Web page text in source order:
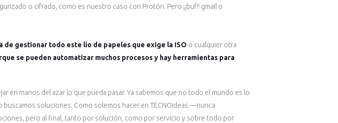
o cifrado, como es nuestro caso con Protón. Pero ¡¡buf!! gmail o
de gestionar todo este lío de papeles que exige la ISO o cualquier otra
se pueden automatizar muchos procesos y hay herramientas para
en manos del azar lo que pueda pasar. Ya sabemos que no todo el mundo es lo
soluciones. Como solemos hacer en TECNOideas —nunca
pero al final, tanto por solución, como por servicio y sobre todo por